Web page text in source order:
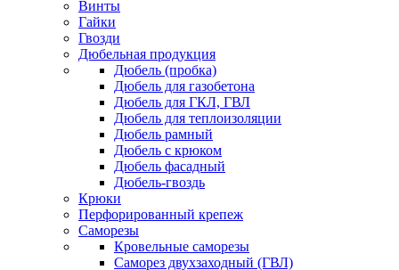
Винты
Гайки
Гвозди
Дюбельная продукция
Дюбель (пробка)
Дюбель для газобетона
Дюбель для ГКЛ, ГВЛ
Дюбель для теплоизоляции
Дюбель рамный
Дюбель с крюком
Дюбель фасадный
Дюбель-гвоздь
Крюки
Перфорированный крепеж
Саморезы
Кровельные саморезы
Саморез двухзаходный (ГВЛ)